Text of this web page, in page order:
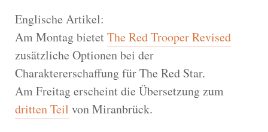
Englische Artikel:
Am Montag bietetThe Red Trooper Revised
zusätzliche Optionen bei der
Charaktererschaffung für The Red Star.
Am Freitag erscheint die Übersetzung zum
dritten Teil von Miranbrück.